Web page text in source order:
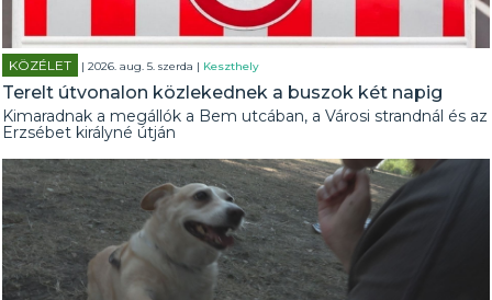
KÖZÉLET | 2026. aug. 5. szerda | Keszthely
Terelt útvonalon közlekednek a buszok két napig
Kimaradnak a megállók a Bem utcában, a Városi strandnál és az
Erzsébet királyné útján